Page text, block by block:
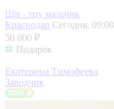
Ши - тцу мальчик
Краснодар Сегодня, 09:08
50 000 ₽
Подарок
Екатерина Тимофеева
Заводчик